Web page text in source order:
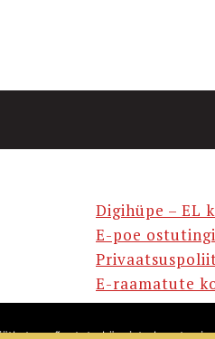
Digihüpe – EL
E-poe
E-raamatute
nõustute küpsiste